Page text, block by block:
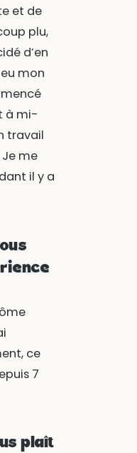
et de
plu,
d’en
mon
à mi-
travail
me
il y a
ce
7
plaît